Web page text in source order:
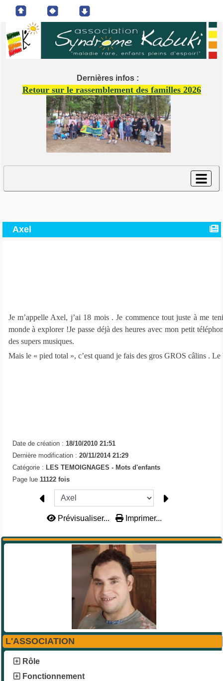
Dernières infos :
Retour sur le rassemblement des familles 2026
L'ASSOCIATION
Rôle
Fonctionnement
Axel
Je m’appelle Axel, j’ai 18 mois . Je commence tout juste à me
monde à explorer !Je passe déjà des heures avec mon petit
des supers musiques.
Mais le « pied total », c’est quand je fais des gros GROS câlins .
Date de création : 18/10/2010 21:51
Dernière modification : 20/11/2014 21:29
Catégorie : LES TEMOIGNAGES - Mots d'enfants
Page lue 11122 fois
Prévisualiser... Imprimer...